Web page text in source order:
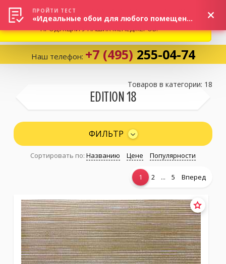
Избранное:0 товаров
Каталог
Личный кабинет
Москва (сменить город)
Наш телефон: +7 (495) 255-04-74
EDITION 18
Товаров в категории: 18
ФИЛЬТР
Сортировать по: Названию Цене Популярности
1 2 ... 5 Вперед
ВНИМАНИЕ! В СВЯЗИ С СИТУАЦИЕЙ НА РЫНКЕ, ПРОСИМ
УТОЧНЯТЬ АКТУАЛЬНУЮ СТОИМОСТЬ И НАЛИЧИЕ
ПРОДУКЦИИ У НАШИХ МЕНЕДЖЕРОВ.
ПРОЙТИ ТЕСТ
«Идеальные обои для любого помещения!»